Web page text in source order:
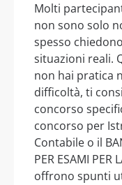
Molti
non sono solo
spesso
situazioni reali.
non hai pratica
difficoltà, ti
concorso
concorso per
Contabile o il
PER ESAMI PER
offrono spunti